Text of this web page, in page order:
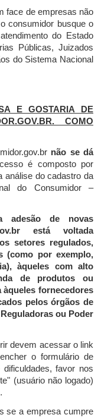
face de empresas não
consumidor busque o
do Estado
Públicas, Juizados
do Sistema Nacional
E GOSTARIA DE
COMO
não se dá
é composto por
análise do cadastro da
do Consumidor –
adesão de novas
está voltada
setores regulados,
(como por exemplo,
àqueles com alto
de produtos ou
fornecedores
pelos órgãos de
ou Poder
devem acessar o link
o formulário de
favor nos
(usuário não logado)
se a empresa cumpre